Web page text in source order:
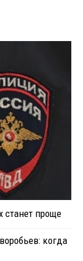
станет проще
когда